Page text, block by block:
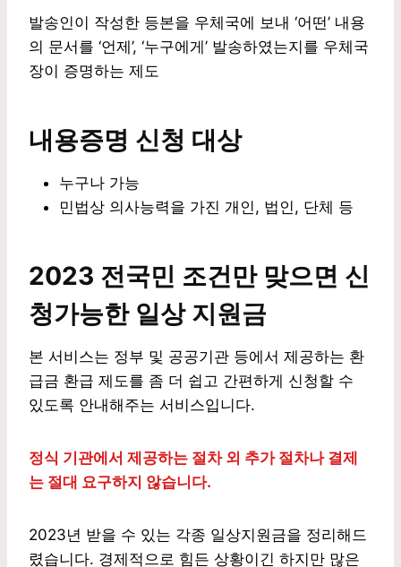
발송인이 작성한 등본을 우체국에 보내 ‘어떤’ 내용
의 문서를 ‘언제’, ‘누구에게’ 발송하였는지를 우체국
장이 증명하는 제도
내용증명 신청 대상
누구나 가능
민법상 의사능력을 가진 개인, 법인, 단체 등
2023 전국민 조건만 맞으면 신
청가능한 일상 지원금
본 서비스는 정부 및 공공기관 등에서 제공하는 환
급금 환급 제도를 좀 더 쉽고 간편하게 신청할 수
있도록 안내해주는 서비스입니다.
정식 기관에서 제공하는 절차 외 추가 절차나 결제
는 절대 요구하지 않습니다.
2023년 받을 수 있는 각종 일상지원금을 정리해드
렸습니다. 경제적으로 힘든 상황이긴 하지만 많은